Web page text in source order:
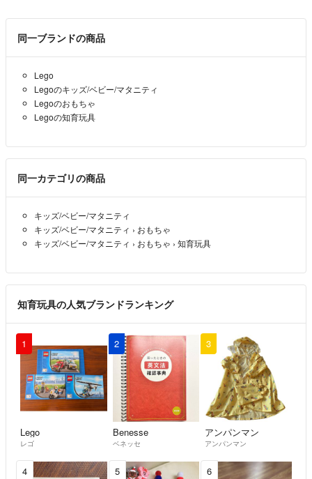
同一ブランドの商品
Lego
Legoのキッズ/ベビー/マタニティ
Legoのおもちゃ
Legoの知育玩具
同一カテゴリの商品
キッズ/ベビー/マタニティ
キッズ/ベビー/マタニティ › おもちゃ
キッズ/ベビー/マタニティ › おもちゃ › 知育玩具
知育玩具の人気ブランドランキング
1
Lego
レゴ
2
Benesse
ベネッセ
3
アンパンマン
アンパンマン
4 5 6